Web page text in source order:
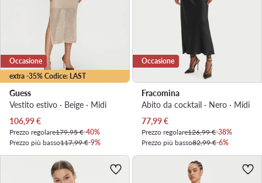
extra -35% Codice: LAST
Occasione
Guess
Vestito estivo · Beige · Midi
Prezzo attuale
106,99€
Prezzo regolare179,95 €-40%
Prezzo più basso117,99 €-9%
Occasione
Fracomina
Abito da cocktail · Nero · Midi
Prezzo attuale
77,99€
Prezzo regolare126,99 €-38%
Prezzo più basso82,99 €-6%